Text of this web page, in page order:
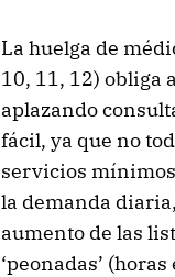
La huelga de
10, 11, 12) obliga
aplazando
fácil, ya que no
servicios
la demanda
aumento de las
‘peonadas’